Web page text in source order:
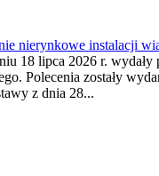
nierynkowe instalacji
18 lipca 2026 r.
Polecenia zostały
z dnia 28...